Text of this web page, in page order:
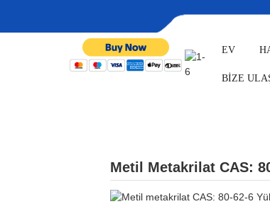
EV
BİZE
ÜRÜNLER İLAÇ
Metil Metakrilat CAS: